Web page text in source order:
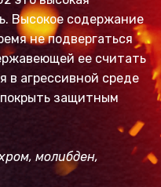
Высокое содержание
не подвергаться
ее считать
в агрессивной среде
защитным
молибден,